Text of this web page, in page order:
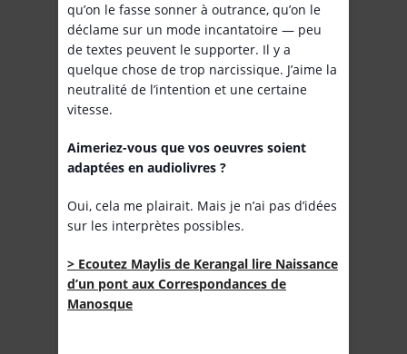
qu’on le fasse sonner à outrance, qu’on le
déclame sur un mode incantatoire — peu
de textes peuvent le supporter. Il y a
quelque chose de trop narcissique. J’aime la
neutralité de l’intention et une certaine
vitesse.
Aimeriez-vous que vos oeuvres soient
adaptées en audiolivres ?
Oui, cela me plairait. Mais je n’ai pas d’idées
sur les interprètes possibles.
> Ecoutez Maylis de Kerangal lire Naissance
d’un pont aux Correspondances de
Manosque